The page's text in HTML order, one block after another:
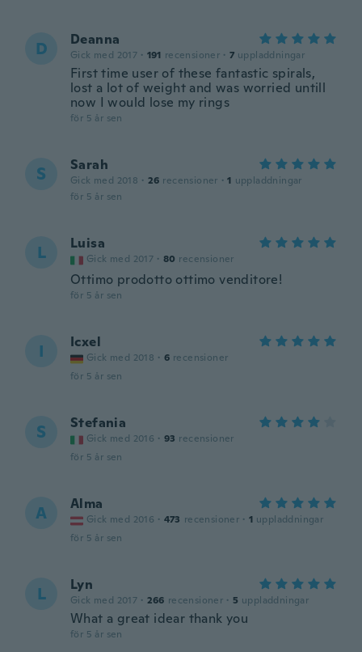
D Deanna
Gick med 2017 · 191 recensioner · 7 uppladdningar
First time user of these fantastic spirals,
lost a lot of weight and was worried untill
now I would lose my rings
för 5 år sen
S Sarah
Gick med 2018 · 26 recensioner · 1 uppladdningar
för 5 år sen
L Luisa
Gick med 2017 · 80 recensioner
Ottimo prodotto ottimo venditore!
för 5 år sen
I Icxel
Gick med 2018 · 6 recensioner
för 5 år sen
S Stefania
Gick med 2016 · 93 recensioner
för 5 år sen
A Alma
Gick med 2016 · 473 recensioner · 1 uppladdningar
för 5 år sen
L Lyn
Gick med 2017 · 266 recensioner · 5 uppladdningar
What a great idear thank you
för 5 år sen